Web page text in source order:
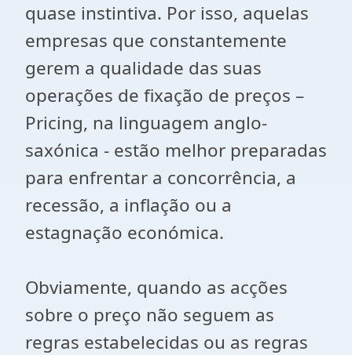
quase instintiva. Por isso, aquelas
empresas que constantemente
gerem a qualidade das suas
operações de fixação de preços –
Pricing, na linguagem anglo-
saxónica - estão melhor preparadas
para enfrentar a concorrência, a
recessão, a inflação ou a
estagnação económica.
Obviamente, quando as acções
sobre o preço não seguem as
regras estabelecidas ou as regras